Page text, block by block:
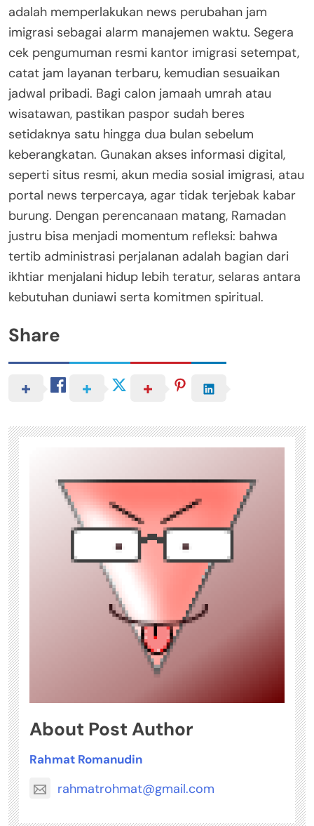
adalah memperlakukan news perubahan jam
imigrasi sebagai alarm manajemen waktu. Segera
cek pengumuman resmi kantor imigrasi setempat,
catat jam layanan terbaru, kemudian sesuaikan
jadwal pribadi. Bagi calon jamaah umrah atau
wisatawan, pastikan paspor sudah beres
setidaknya satu hingga dua bulan sebelum
keberangkatan. Gunakan akses informasi digital,
seperti situs resmi, akun media sosial imigrasi, atau
portal news terpercaya, agar tidak terjebak kabar
burung. Dengan perencanaan matang, Ramadan
justru bisa menjadi momentum refleksi: bahwa
tertib administrasi perjalanan adalah bagian dari
ikhtiar menjalani hidup lebih teratur, selaras antara
kebutuhan duniawi serta komitmen spiritual.
Share
About Post Author
Rahmat Romanudin
rahmatrohmat@gmail.com